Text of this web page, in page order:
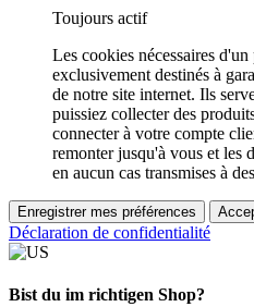
Toujours actif
Les cookies nécessaires
exclusivement destinés à
de notre site internet. Ils
puissiez collecter des
connecter à votre compte
remonter jusqu'à vous et les
en aucun cas transmises à
Enregistrer mes préférences
Déclaration de confidentialité
Bist du im richtigen Shop?